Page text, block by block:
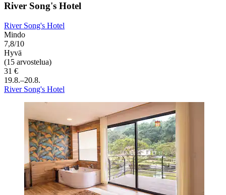
River Song's Hotel
River Song's Hotel
Mindo
7,8/10
Hyvä
(15 arvostelua)
31 €
19.8.–20.8.
River Song's Hotel